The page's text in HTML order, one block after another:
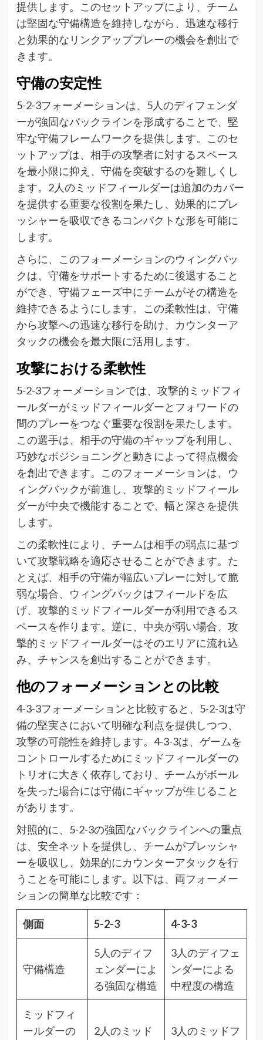
提供します。このセットアップにより、チーム
は堅固な守備構造を維持しながら、迅速な移行
と効果的なリンクアッププレーの機会を創出で
きます。
守備の安定性
5-2-3フォーメーションは、5人のディフェンダ
ーが強固なバックラインを形成することで、堅
牢な守備フレームワークを提供します。このセ
ットアップは、相手の攻撃者に対するスペース
を最小限に抑え、守備を突破するのを難しくし
ます。2人のミッドフィールダーは追加のカバー
を提供する重要な役割を果たし、効果的にプレ
ッシャーを吸収できるコンパクトな形を可能に
します。
さらに、このフォーメーションのウィングバッ
クは、守備をサポートするために後退すること
ができ、守備フェーズ中にチームがその構造を
維持できるようにします。この柔軟性は、守備
から攻撃への迅速な移行を助け、カウンターア
タックの機会を最大限に活用します。
攻撃における柔軟性
5-2-3フォーメーションでは、攻撃的ミッドフィ
ールダーがミッドフィールダーとフォワードの
間のプレーをつなぐ重要な役割を果たします。
この選手は、相手の守備のギャップを利用し、
巧妙なポジショニングと動きによって得点機会
を創出できます。このフォーメーションは、ウ
ィングバックが前進し、攻撃的ミッドフィール
ダーが中央で機能することで、幅と深さを提供
します。
この柔軟性により、チームは相手の弱点に基づ
いて攻撃戦略を適応させることができます。た
とえば、相手の守備が幅広いプレーに対して脆
弱な場合、ウィングバックはフィールドを広
げ、攻撃的ミッドフィールダーが利用できるス
ペースを作ります。逆に、中央が弱い場合、攻
撃的ミッドフィールダーはそのエリアに流れ込
み、チャンスを創出することができます。
他のフォーメーションとの比較
4-3-3フォーメーションと比較すると、5-2-3は守
備の堅実さにおいて明確な利点を提供しつつ、
攻撃の可能性を維持します。4-3-3は、ゲームを
コントロールするためにミッドフィールダーの
トリオに大きく依存しており、チームがボール
を失った場合には守備にギャップが生じること
があります。
対照的に、5-2-3の強固なバックラインへの重点
は、安全ネットを提供し、チームがプレッシャ
ーを吸収し、効果的にカウンターアタックを行
うことを可能にします。以下は、両フォーメー
ションの簡単な比較です：
側面 5-2-3 4-3-3
守備構造
5人のディフ
ェンダーによ
る強固な構造
3人のディフェ
ンダーによる
中程度の構造
ミッドフィ
ールダーの
2人のミッド
3人のミッドフ